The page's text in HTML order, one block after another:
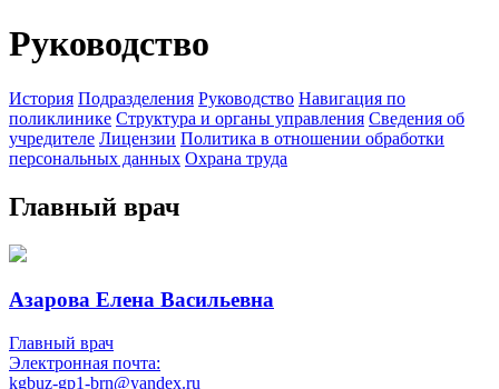
Руководство
История Подразделения Руководство Навигация по
поликлинике Структура и органы управления Сведения об
учредителе Лицензии Политика в отношении обработки
персональных данных Охрана труда
Главный врач
Азарова Елена Васильевна
Главный врач
Электронная почта:
kgbuz-gp1-brn@yandex.ru